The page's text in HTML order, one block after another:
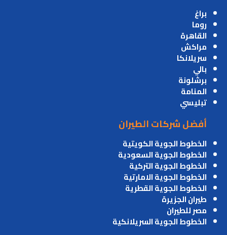
براغ
روما
القاهرة
مراكش
سريلانكا
بالي
برشلونة
المنامة
تبليسي
أفضل شركات الطيران
الخطوط الجوية الكويتية
الخطوط الجوية السعودية
الخطوط الجوية التركية
الخطوط الجوية الامارتية
الخطوط الجوية القطرية
طيران الجزيرة
مصر للطيران
الخطوط الجوية السريلانكية